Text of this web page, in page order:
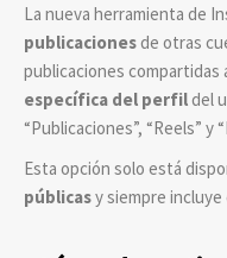
La nueva herramienta de
publicacionesde otras
publicaciones compartidas
específica del perfildel
“Publicaciones”, “Reels” y
Esta opción solo está
públicasy siempre